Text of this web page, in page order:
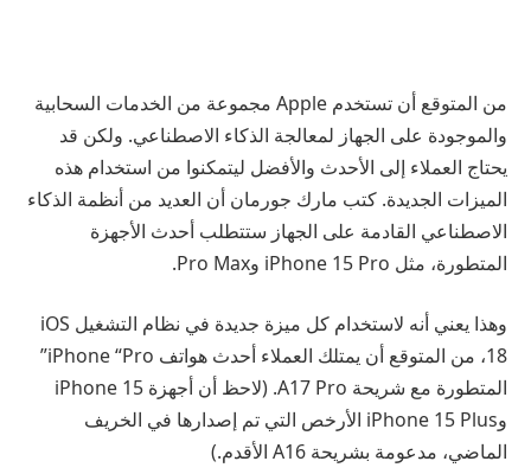
من المتوقع أن تستخدم Apple مجموعة من الخدمات السحابية
والموجودة على الجهاز لمعالجة الذكاء الاصطناعي. ولكن قد
يحتاج العملاء إلى الأحدث والأفضل ليتمكنوا من استخدام هذه
الميزات الجديدة. كتب مارك جورمان أن العديد من أنظمة الذكاء
الاصطناعي القادمة على الجهاز ستتطلب أحدث الأجهزة
المتطورة، مثل iPhone 15 Pro وPro Max.
وهذا يعني أنه لاستخدام كل ميزة جديدة في نظام التشغيل iOS
18، من المتوقع أن يمتلك العملاء أحدث هواتف iPhone “Pro”
المتطورة مع شريحة A17 Pro. (لاحظ أن أجهزة iPhone 15
وiPhone 15 Plus الأرخص التي تم إصدارها في الخريف
الماضي، مدعومة بشريحة A16 الأقدم.)